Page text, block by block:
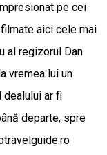
pe cei
aici cele mai
al regizorul Dan
vremea lui un
dealului ar fi
departe, spre